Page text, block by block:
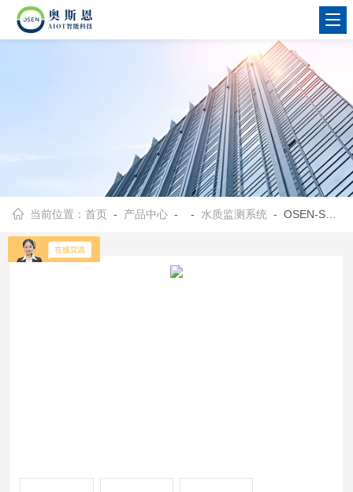
当前位置：首页 - 产品中心 - - 水质监测系统 - OSEN-SZ池塘高密度养殖水质pH溶解氧在线监测站